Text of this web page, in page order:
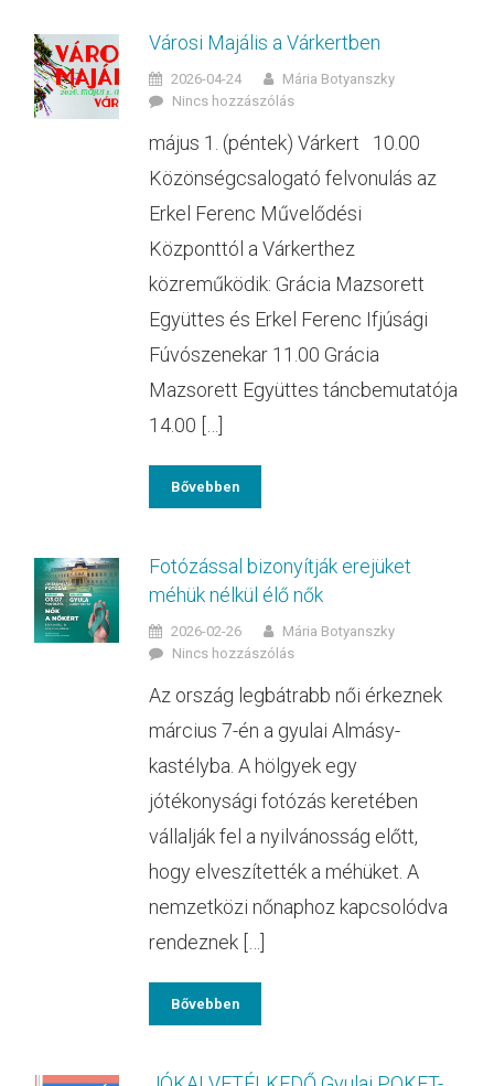
Városi Majális a Várkertben
2026-04-24
Mária Botyanszky
Nincs hozzászólás
május 1. (péntek) Várkert 10.00
Közönségcsalogató felvonulás az
Erkel Ferenc Művelődési
Központtól a Várkerthez
közreműködik: Grácia Mazsorett
Együttes és Erkel Ferenc Ifjúsági
Fúvószenekar 11.00 Grácia
Mazsorett Együttes táncbemutatója
14.00 […]
Bővebben
Fotózással bizonyítják erejüket
méhük nélkül élő nők
2026-02-26
Mária Botyanszky
Nincs hozzászólás
Az ország legbátrabb női érkeznek
március 7-én a gyulai Almásy-
kastélyba. A hölgyek egy
jótékonysági fotózás keretében
vállalják fel a nyilvánosság előtt,
hogy elveszítették a méhüket. A
nemzetközi nőnaphoz kapcsolódva
rendeznek […]
Bővebben